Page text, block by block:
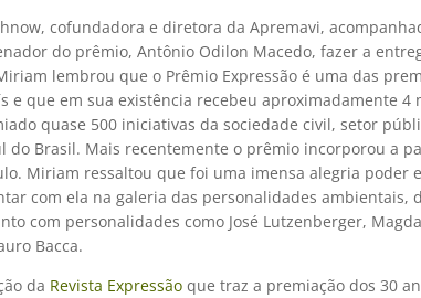
cofundadora e diretora da Apremavi,
do prêmio, Antônio Odilon Macedo, fazer a
lembrou que o Prêmio Expressão é uma das
e que em sua existência recebeu aproximadamente 4
quase 500 iniciativas da sociedade civil, setor
do Brasil. Mais recentemente o prêmio incorporou a
Miriam ressaltou que foi uma imensa alegria poder
com ela na galeria das personalidades ambientais,
com personalidades como José Lutzenberger,
Bacca.
da Revista Expressão que traz a premiação dos 30